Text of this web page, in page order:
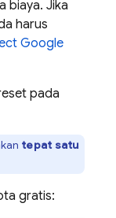
biaya. Jika
harus
Google
pada
tepat satu
gratis: